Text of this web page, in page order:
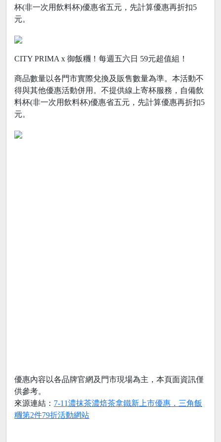
杯(非一次用飲料杯)優惠省五元，先計算優惠再折扣5
元。
CITY PRIMA x 御飯糰！每週五六日 59元超值組！
商品數量以各門市實際兌換及販售數量為準。本活動不
得與其他優惠活動併用。不提供線上寄杯服務，自備飲
料杯(非一次用飲料杯)優惠省五元，先計算優惠再折扣5
元。
優惠內容以各品牌官網及門市現場為主，本頁面資訊僅
供參考。
來源連結： 7-11濃抹茶濃焙茶拿鐵新上市優惠，三角飯
糰第2件79折活動網站